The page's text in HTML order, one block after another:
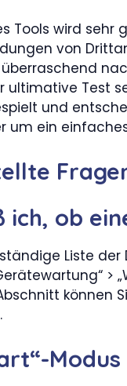
Tools wird
von
ultimative Test
und
um ein
ich, ob
Liste
können